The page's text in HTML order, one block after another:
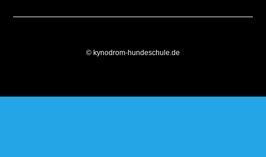
© kynodrom-hundeschule.de